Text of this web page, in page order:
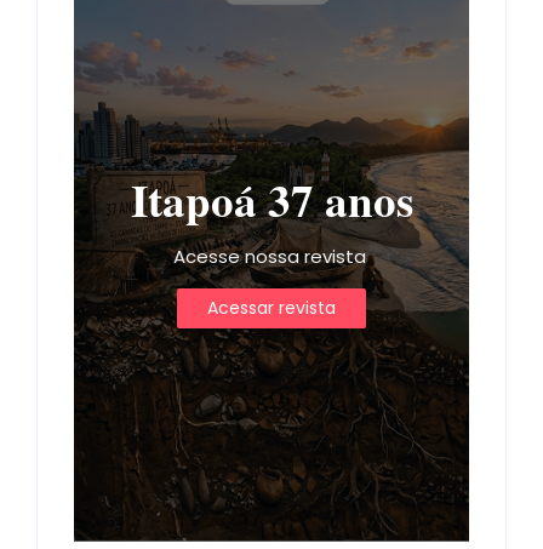
Itapoá 37 anos
Acesse nossa revista
Acessar revista